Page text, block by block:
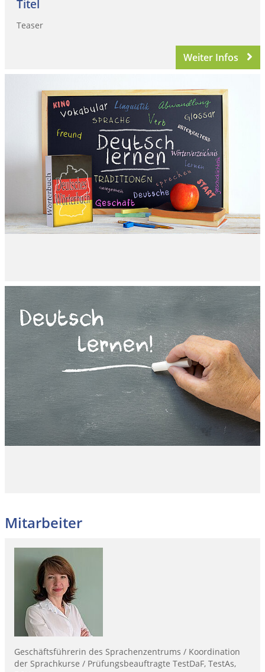
Titel
Teaser
Weiter Infos
Mitarbeiter
Geschäftsführerin des Sprachenzentrums / Koordination
der Sprachkurse / Prüfungsbeauftragte TestDaF, TestAs,